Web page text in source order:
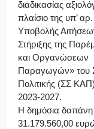
διαδικασίας
πλαίσιο της υπ’
Υποβολής
Στήριξης της
και Οργανώσεων
Παραγωγών» του
Πολιτικής (ΣΣ ΚΑΠ)
2023-2027.
Η δημόσια
31.179.560,00